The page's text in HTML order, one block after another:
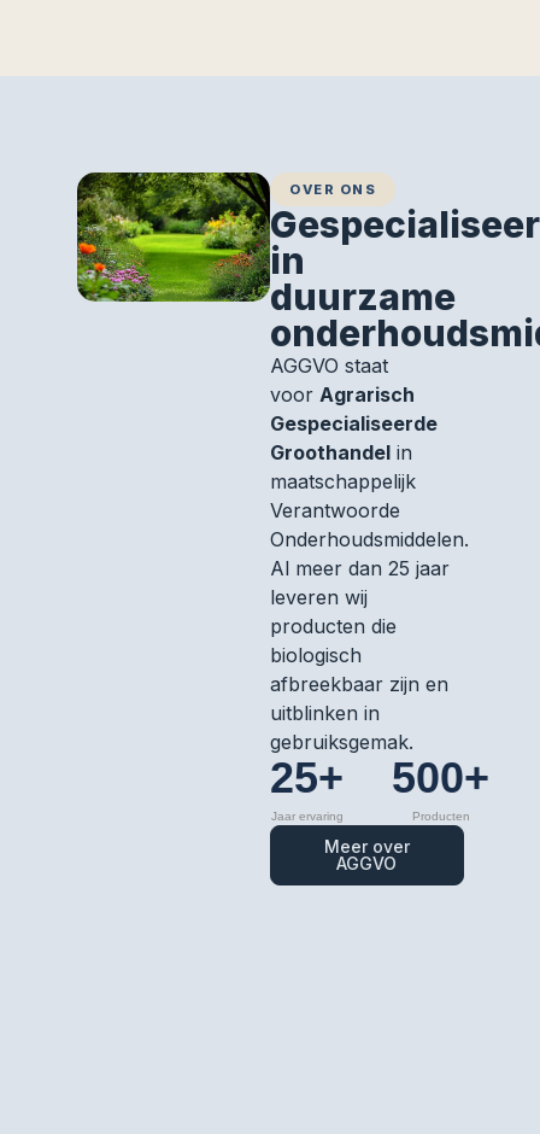
OVER ONS
in
duurzame
AGGVO staat
voor Agrarisch
Gespecialiseerde
Groothandel in
maatschappelijk
Verantwoorde
Onderhoudsmiddelen.
Al meer dan 25 jaar
leveren wij
producten die
biologisch
afbreekbaar zijn en
uitblinken in
gebruiksgemak.
25+
Jaar ervaring
500+
Producten
Meer over
AGGVO